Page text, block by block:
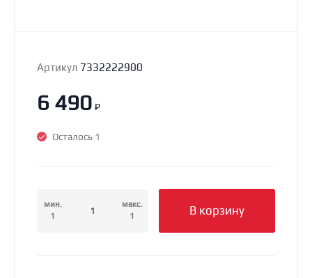
Артикул 7332222900
6 490 ₽
Осталось 1
мин.
1
макс.
1
В корзину